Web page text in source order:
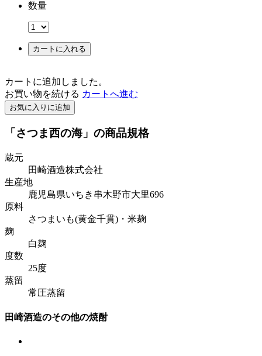
数量
カートに入れる
カートに追加しました。
お買い物を続ける カートへ進む
お気に入りに追加
「さつま西の海」の商品規格
蔵元
田崎酒造株式会社
生産地
鹿児島県いちき串木野市大里696
原料
さつまいも(黄金千貫)・米麹
麹
白麹
度数
25度
蒸留
常圧蒸留
田崎酒造のその他の焼酎